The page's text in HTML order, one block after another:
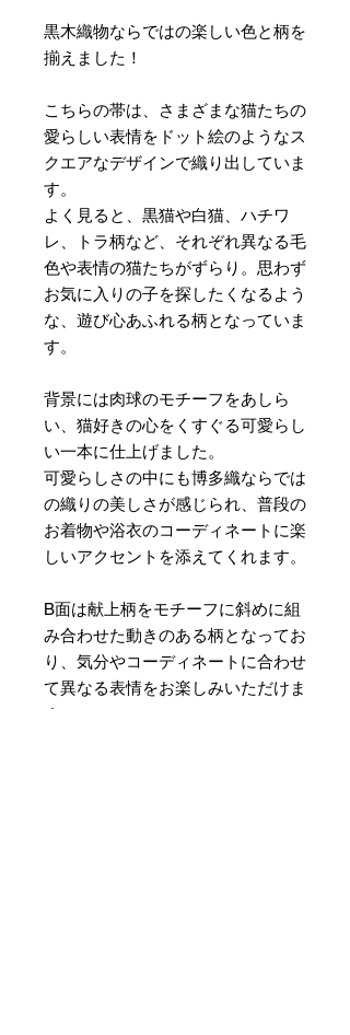
黒木織物ならではの楽しい色と柄を
揃えました！
こちらの帯は、さまざまな猫たちの
愛らしい表情をドット絵のようなス
クエアなデザインで織り出していま
す。
よく見ると、黒猫や白猫、ハチワ
レ、トラ柄など、それぞれ異なる毛
色や表情の猫たちがずらり。思わず
お気に入りの子を探したくなるよう
な、遊び心あふれる柄となっていま
す。
背景には肉球のモチーフをあしら
い、猫好きの心をくすぐる可愛らし
い一本に仕上げました。
可愛らしさの中にも博多織ならでは
の織りの美しさが感じられ、普段の
お着物や浴衣のコーディネートに楽
しいアクセントを添えてくれます。
B面は献上柄をモチーフに斜めに組
み合わせた動きのある柄となってお
り、気分やコーディネートに合わせ
て異なる表情をお楽しみいただけま
す。